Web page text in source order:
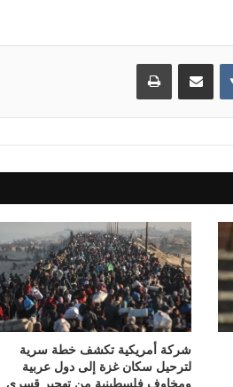
مشاركة عبر البريد طباعة
شركة أمريكية تكشف خطة سرية
لترحيل سكان غزة إلى دول عربية
ومخاوف فلسطينية من تهجير قسري